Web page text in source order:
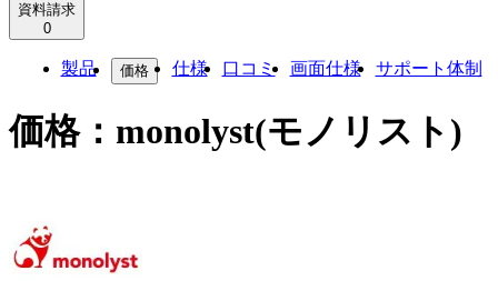
資料請求
0
製品 価格 仕様 口コミ 画面仕様 サポート体制
価格： monolyst(モノリスト)